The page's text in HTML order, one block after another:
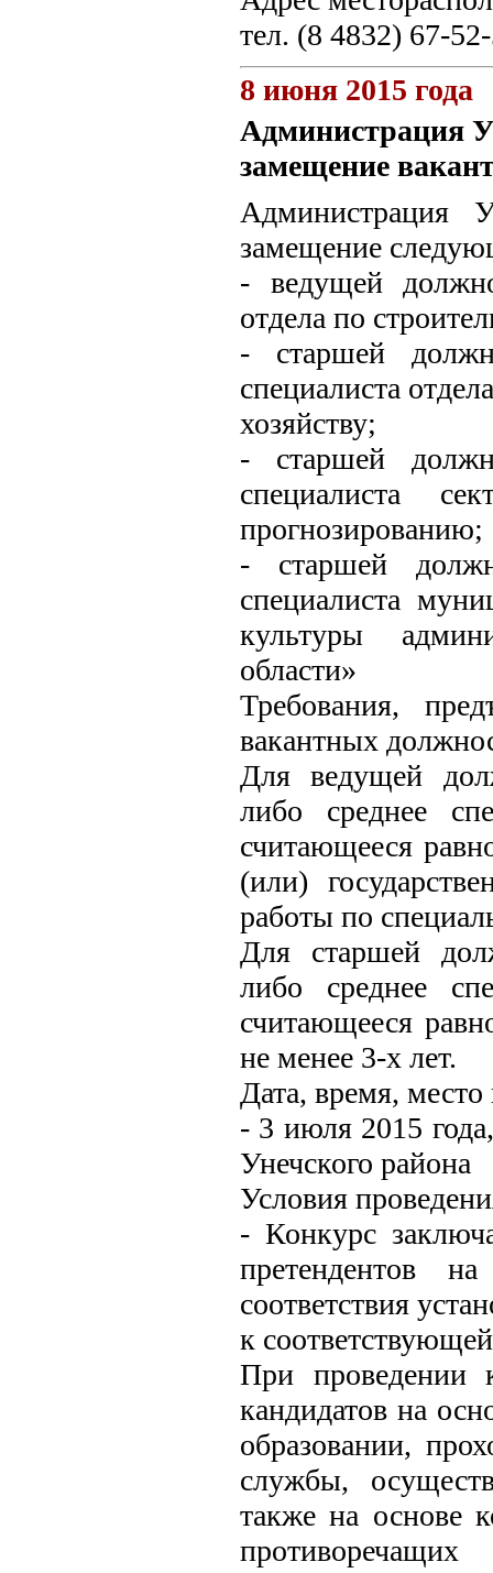
тел. (8 4832) 67-
8 июня 2015 года
Администрация
замещение
Администрация
замещение
- ведущей
отдела по
- старшей
специалиста
хозяйству;
- старшей
специалиста
прогнозированию;
- старшей
специалиста
культуры
области»
Требования,
вакантных
Для ведущей
либо среднее
считающееся
(или)
работы по
Для старшей
либо среднее
считающееся
не менее 3-х лет.
Дата, время,
- 3 июля 2015
Унечского района
Условия
- Конкурс
претендентов
соответствия
к
При проведении
кандидатов на
образовании,
службы,
также на основе